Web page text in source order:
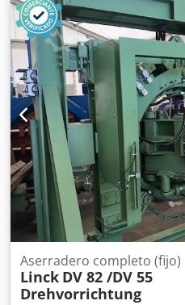
Aserradero completo (fijo)
Linck DV 82 /DV 55
Drehvorrichtung